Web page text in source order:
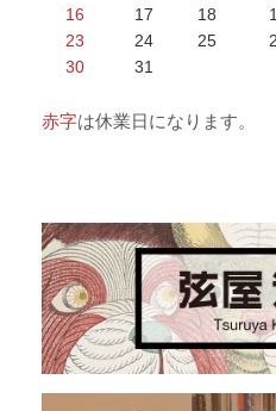
16
17 18
23
24 25
30
31
赤字は休業日になります。